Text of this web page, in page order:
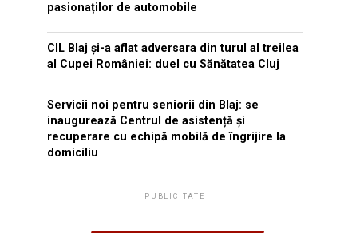
pasionaților de automobile
CIL Blaj și-a aflat adversara din turul al treilea
al Cupei României: duel cu Sănătatea Cluj
Servicii noi pentru seniorii din Blaj: se
inaugurează Centrul de asistență și
recuperare cu echipă mobilă de îngrijire la
domiciliu
PUBLICITATE